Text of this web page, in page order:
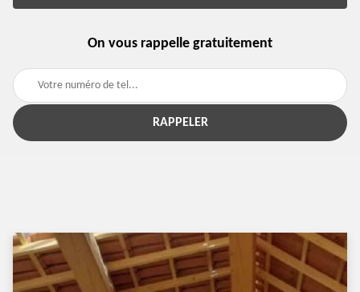
On vous rappelle gratuitement